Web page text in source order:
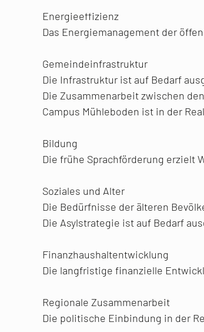
Energieeffizienz
Das Energiemanagement der
Gemeindeinfrastruktur
Die Infrastruktur ist auf Bedarf
Die Zusammenarbeit zwischen
Campus Mühleboden ist in der
Bildung
Die frühe Sprachförderung erzielt
Soziales und Alter
Die Bedürfnisse der älteren
Die Asylstrategie ist auf Bedarf
Finanzhaushaltentwicklung
Die langfristige finanzielle
Regionale Zusammenarbeit
Die politische Einbindung in der